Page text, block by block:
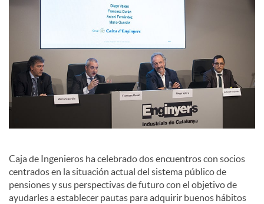
l
e
s
Caja de Ingenieros ha celebrado dos encuentros con socios
centrados en la situación actual del sistema público de
pensiones y sus perspectivas de futuro con el objetivo de
ayudarles a establecer pautas para adquirir buenos hábitos